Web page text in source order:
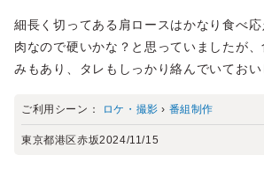
細長く切ってある肩ロースはかなり食べ
肉なので硬いかな？と思っていましたが
みもあり、タレもしっかり絡んでいておい
ご利用シーン： ロケ・撮影 › 番組制作
東京都港区赤坂2024/11/15